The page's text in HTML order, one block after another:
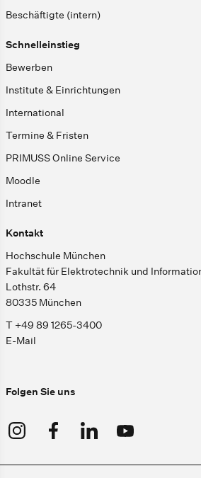
Beschäftigte (intern)
Schnelleinstieg
Bewerben
Institute & Einrichtungen
International
Termine & Fristen
PRIMUSS Online Service
Moodle
Intranet
Kontakt
Hochschule München
Fakultät für Elektrotechnik und
Lothstr. 64
80335 München
T +49 89 1265-3400
E-Mail
Folgen Sie uns